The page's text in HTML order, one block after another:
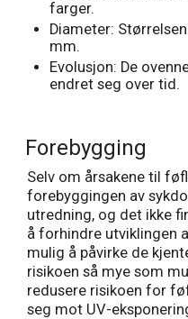
farger.
Diameter:
mm.
Evolusjon: De
endret seg over tid.
Forebygging
Selv om årsakene til
forebyggingen av
utredning, og det ikke
å forhindre utviklingen
mulig å påvirke de
risikoen så mye som
redusere risikoen for
seg mot UV-